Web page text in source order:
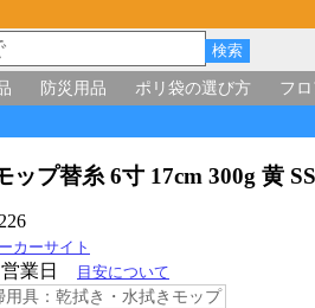
防災用品 ポリ袋の選び方 フ
プ替糸 6寸 17cm 300g 黄
カーサイト
営業日 目安について
用具：乾拭き・水拭きモップ